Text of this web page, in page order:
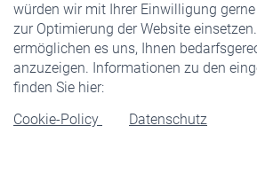
würden wir mit Ihrer Einwilligung
zur Optimierung der Website
ermöglichen es uns, Ihnen
anzuzeigen. Informationen zu den
finden Sie hier:
Cookie-Policy
Datenschutz
Veranstaltungen
Rentner
Rentenbeginn
Rente beantragen